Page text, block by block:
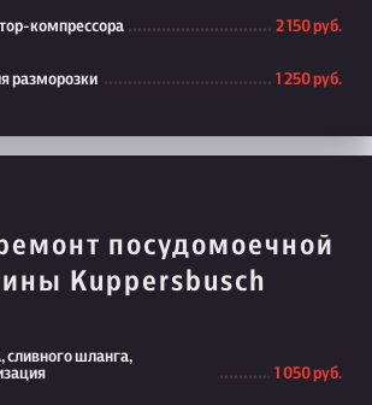
компрессора 2 150 руб.
разморозки 1 250 руб.
посудомоечной
Kuppersbusch
сливного шланга,
1 050 руб.